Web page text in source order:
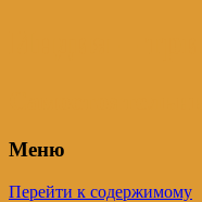
Меню
Перейти к содержимому